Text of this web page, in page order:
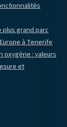
plus grand parc
à Tenerife
oxygène : valeurs
et